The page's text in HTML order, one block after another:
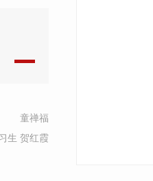
童禅福
生 贺红霞